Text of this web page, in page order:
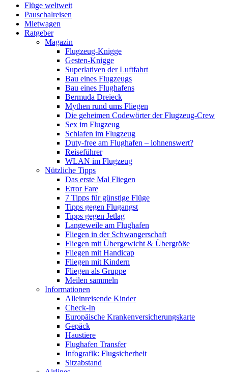
Flüge weltweit
Pauschalreisen
Mietwagen
Ratgeber
Magazin
Flugzeug-Knigge
Gesten-Knigge
Superlativen der Luftfahrt
Bau eines Flugzeugs
Bau eines Flughafens
Bermuda Dreieck
Mythen rund ums Fliegen
Die geheimen Codewörter der Flugzeug-Crew
Sex im Flugzeug
Schlafen im Flugzeug
Duty-free am Flughafen – lohnenswert?
Reiseführer
WLAN im Flugzeug
Nützliche Tipps
Das erste Mal Fliegen
Error Fare
7 Tipps für günstige Flüge
Tipps gegen Flugangst
Tipps gegen Jetlag
Langeweile am Flughafen
Fliegen in der Schwangerschaft
Fliegen mit Übergewicht & Übergröße
Fliegen mit Handicap
Fliegen mit Kindern
Fliegen als Gruppe
Meilen sammeln
Informationen
Alleinreisende Kinder
Check-In
Europäische Krankenversicherungskarte
Gepäck
Haustiere
Flughafen Transfer
Infografik: Flugsicherheit
Sitzabstand